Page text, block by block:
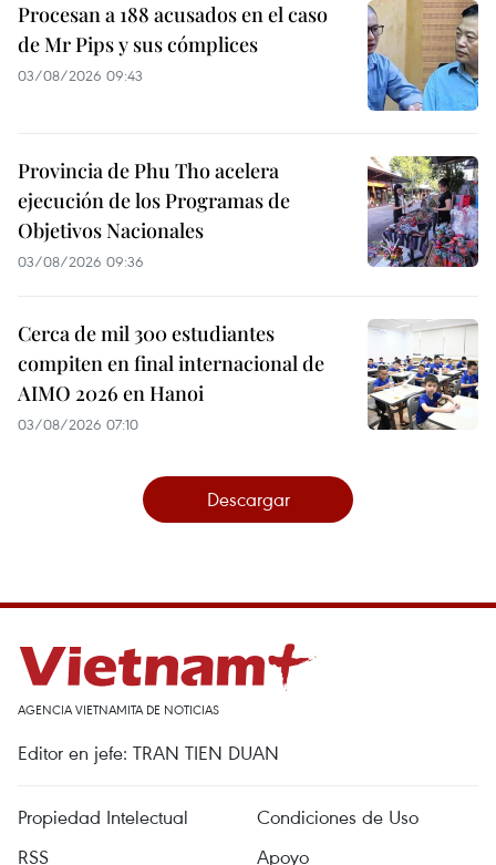
Procesan a 188 acusados en el caso
de Mr Pips y sus cómplices
03/08/2026 09:43
Provincia de Phu Tho acelera
ejecución de los Programas de
Objetivos Nacionales
03/08/2026 09:36
Cerca de mil 300 estudiantes
compiten en final internacional de
AIMO 2026 en Hanoi
03/08/2026 07:10
Descargar
AGENCIA VIETNAMITA DE NOTICIAS
Editor en jefe: TRAN TIEN DUAN
Propiedad Intelectual
Condiciones de Uso
RSS
Apoyo